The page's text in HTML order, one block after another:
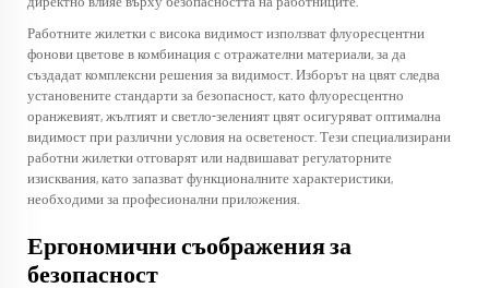
Работните жилетки с висока видимост използват флуоресцентни
фонови цветове в комбинация с отражателни материали, за да
създадат комплексни решения за видимост. Изборът на цвят следва
установените стандарти за безопасност, като флуоресцентно
оранжевият, жълтият и светло-зеленият цвят осигуряват оптимална
видимост при различни условия на осветеност. Тези специализирани
работни жилетки отговарят или надвишават регулаторните
изисквания, като запазват функционалните характеристики,
необходими за професионални приложения.
Ергономични съображения за
безопасност